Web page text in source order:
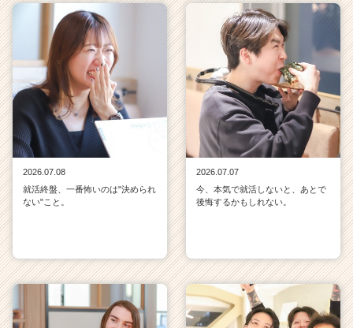
2026.07.08
就活終盤、一番怖いのは"決められ
ない"こと。
2026.07.07
今、本気で就活しないと、あとで
後悔するかもしれない。